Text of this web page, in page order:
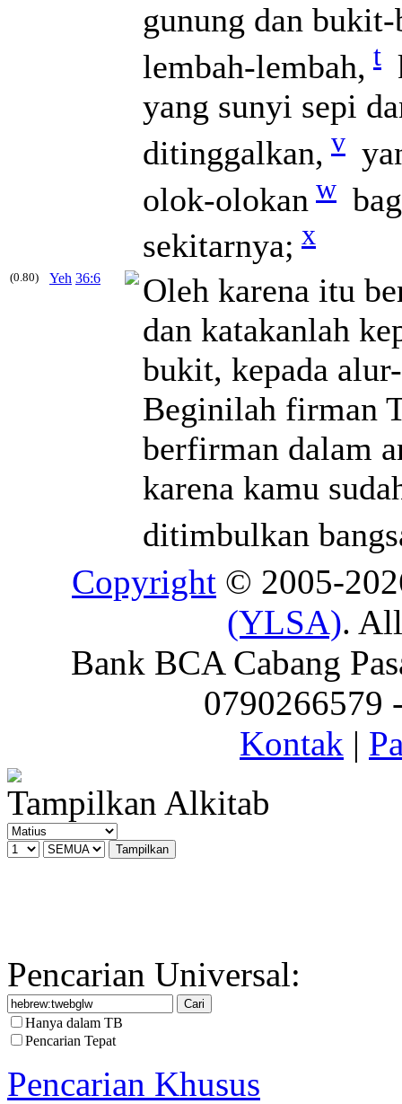
gunung dan
lembah-lembah, t
yang sunyi sepi
ditinggalkan, v
olok-olokan w
sekitarnya; x
(0.80) Yeh 36:6
Oleh karena itu
dan katakanlah
bukit, kepada
Beginilah firman
berfirman dalam
karena kamu
ditimbulkan
Copyright © 2005-
(YLSA).
Bank BCA Cabang
0790266579
Kontak |
Tampilkan Alkitab
Pencarian Universal:
Hanya dalam TB
Pencarian Tepat
Pencarian Khusus